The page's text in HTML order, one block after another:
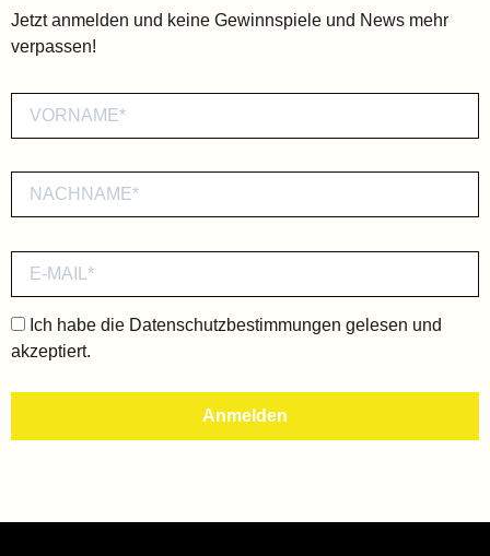
Jetzt anmelden und keine Gewinnspiele und News mehr
verpassen!
Ich habe die Datenschutzbestimmungen gelesen und
akzeptiert.